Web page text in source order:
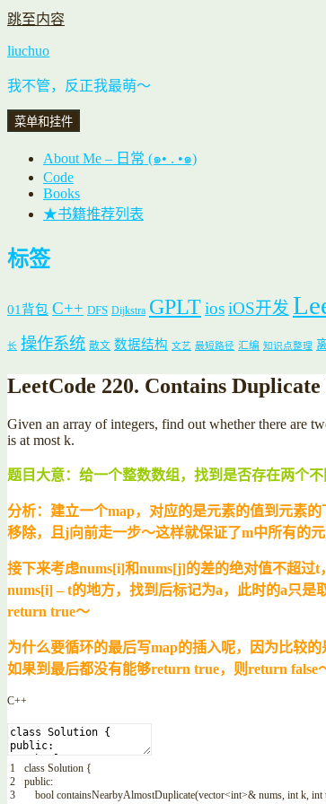
跳至内容
liuchuo
我不管，反正我最萌～
菜单和挂件
About Me – 日常 (๑• . •๑)
Code
Books
★书籍推荐列表
标签
01背包 C++ DFS Dijkstra GPLTiosiOS开发
长 操作系统 散文 数据结构 文艺 最短路径 汇编 知识点整理
LeetCode 220. Contains
Given an array of integers, find out whether there are
is at most k.
题目大意：给一个整数数组，找到是否存在两个
分析：建立一个map，对应的是元素的值到元素
移除，且j向前走一步～这样就保证了m中所有的
接下来考虑nums[i]和nums[j]的差的绝对值不超过
nums[i] – t的地方，找到后标记为a，此时的a只是
return true～
为什么要循环的最后写map的插入呢，因为比较
如果到最后都没有能够return true，则return false
C++
1
2
3
class Solution {
public:
bool containsNearbyAlmostDuplicate(vector<int>& nums, int k, int